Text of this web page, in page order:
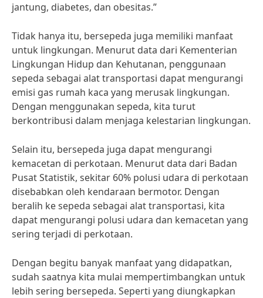
jantung, diabetes, dan obesitas.”
Tidak hanya itu, bersepeda juga memiliki manfaat
untuk lingkungan. Menurut data dari Kementerian
Lingkungan Hidup dan Kehutanan, penggunaan
sepeda sebagai alat transportasi dapat mengurangi
emisi gas rumah kaca yang merusak lingkungan.
Dengan menggunakan sepeda, kita turut
berkontribusi dalam menjaga kelestarian lingkungan.
Selain itu, bersepeda juga dapat mengurangi
kemacetan di perkotaan. Menurut data dari Badan
Pusat Statistik, sekitar 60% polusi udara di perkotaan
disebabkan oleh kendaraan bermotor. Dengan
beralih ke sepeda sebagai alat transportasi, kita
dapat mengurangi polusi udara dan kemacetan yang
sering terjadi di perkotaan.
Dengan begitu banyak manfaat yang didapatkan,
sudah saatnya kita mulai mempertimbangkan untuk
lebih sering bersepeda. Seperti yang diungkapkan